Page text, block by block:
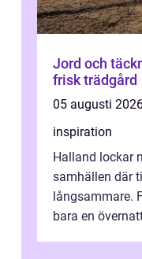
Jord och
frisk trädgård
05 augusti
inspiration
Halland lockar
samhällen där
långsammare.
bara en